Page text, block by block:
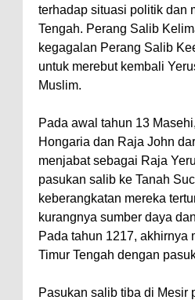
terhadap situasi politik dan
Tengah. Perang Salib
kegagalan Perang Salib
untuk merebut kembali
Muslim.
Pada awal tahun 13
Hongaria dan Raja John
menjabat sebagai Raja
pasukan salib ke Tanah
keberangkatan mereka
kurangnya sumber daya
Pada tahun 1217, akhirnya
Timur Tengah dengan
Pasukan salib tiba di Mesir